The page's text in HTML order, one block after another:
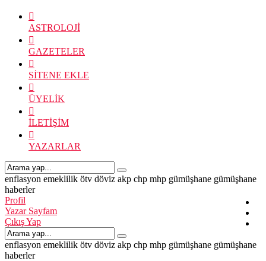
ASTROLOJİ
GAZETELER
SİTENE EKLE
ÜYELİK
İLETİŞİM
YAZARLAR
enflasyon emeklilik ötv döviz akp chp mhp gümüşhane gümüşhane
haberler
Profil
Yazar Sayfam
Çıkış Yap
enflasyon emeklilik ötv döviz akp chp mhp gümüşhane gümüşhane
haberler